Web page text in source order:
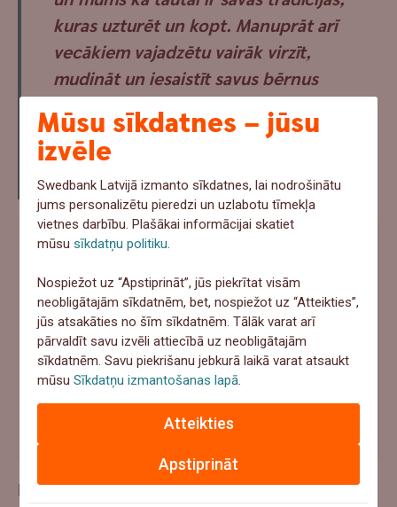
kuras uzturēt un kopt. Manuprāt arī
vecākiem vajadzētu vairāk virzīt,
mudināt un iesaistīt savus bērnus
Dziesmu svētku tradīcijā, lai jaunā
paaudze jau no agra vecuma tajā
dzīvojas, spurojas, un iet uz priekšu,
gūstot piederības sajūtu Latvijai.”
Rīgai vajag savu amatieru pūtēju orķestri!
Mūsu sīkdatnes – jūsu
izvēle
Swedbank Latvijā izmanto sīkdatnes, lai nodrošinātu
jums personalizētu pieredzi un uzlabotu tīmekļa
vietnes darbību. Plašākai informācijai skatiet
mūsusīkdatņu politiku.
Nospiežot uz “Apstiprināt”, jūs piekrītat visām
neobligātajām sīkdatnēm, bet, nospiežot uz “Atteikties”,
jūs atsakāties no šīm sīkdatnēm. Tālāk varat arī
pārvaldīt savu izvēli attiecībā uz neobligātajām
sīkdatnēm. Savu piekrišanu jebkurā laikā varat atsaukt
mūsuSīkdatņu izmantošanas lapā.
Apstiprināt
Atteikties